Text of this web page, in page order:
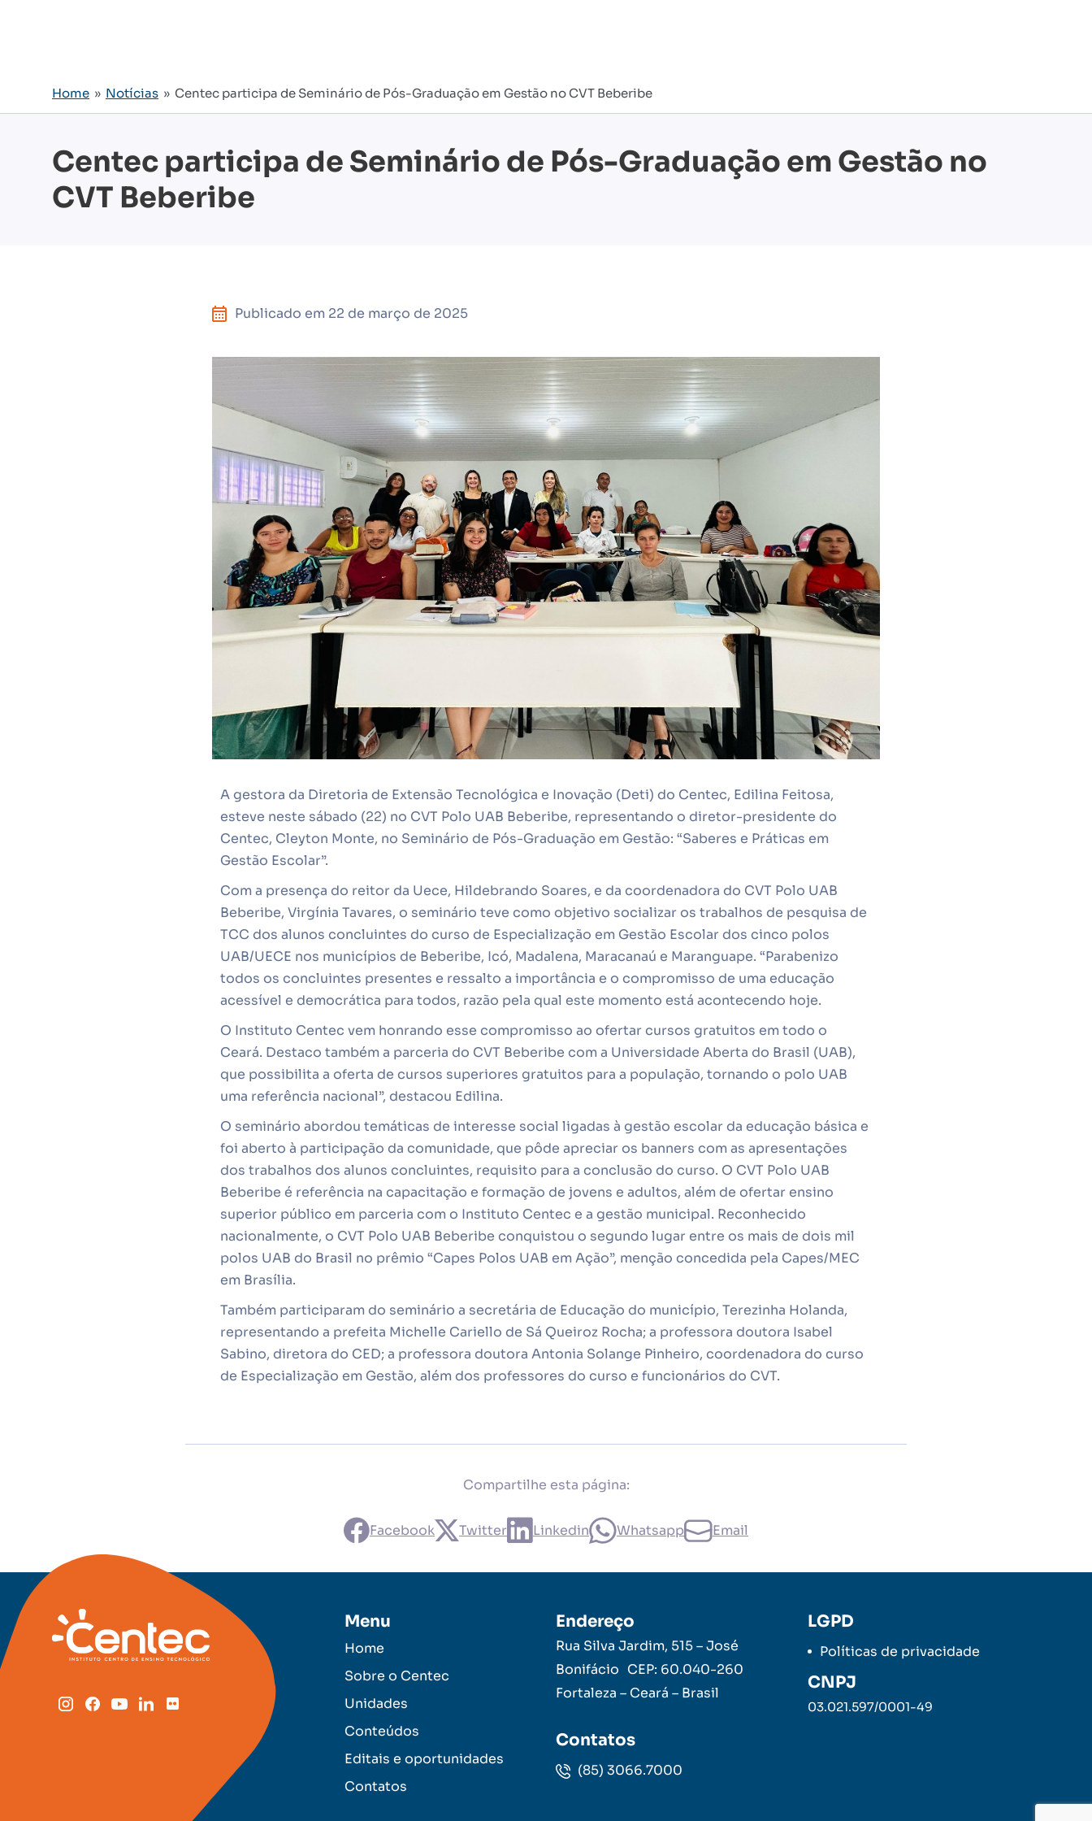
Home » Notícias » Centec participa de Seminário de Pós-Graduação em Gestão no CVT Beberibe
Centec participa de Seminário de Pós-Graduação em Gestão no
CVT Beberibe
Publicado em 22 de março de 2025
A gestora da Diretoria de Extensão Tecnológica e Inovação (Deti) do Centec, Edilina Feitosa,
esteve neste sábado (22) no CVT Polo UAB Beberibe, representando o diretor-presidente do
Centec, Cleyton Monte, no Seminário de Pós-Graduação em Gestão: “Saberes e Práticas em
Gestão Escolar”.
Com a presença do reitor da Uece, Hildebrando Soares, e da coordenadora do CVT Polo UAB
Beberibe, Virgínia Tavares, o seminário teve como objetivo socializar os trabalhos de pesquisa de
TCC dos alunos concluintes do curso de Especialização em Gestão Escolar dos cinco polos
UAB/UECE nos municípios de Beberibe, Icó, Madalena, Maracanaú e Maranguape. “Parabenizo
todos os concluintes presentes e ressalto a importância e o compromisso de uma educação
acessível e democrática para todos, razão pela qual este momento está acontecendo hoje.
O Instituto Centec vem honrando esse compromisso ao ofertar cursos gratuitos em todo o
Ceará. Destaco também a parceria do CVT Beberibe com a Universidade Aberta do Brasil (UAB),
que possibilita a oferta de cursos superiores gratuitos para a população, tornando o polo UAB
uma referência nacional”, destacou Edilina.
O seminário abordou temáticas de interesse social ligadas à gestão escolar da educação básica e
foi aberto à participação da comunidade, que pôde apreciar os banners com as apresentações
dos trabalhos dos alunos concluintes, requisito para a conclusão do curso. O CVT Polo UAB
Beberibe é referência na capacitação e formação de jovens e adultos, além de ofertar ensino
superior público em parceria com o Instituto Centec e a gestão municipal. Reconhecido
nacionalmente, o CVT Polo UAB Beberibe conquistou o segundo lugar entre os mais de dois mil
polos UAB do Brasil no prêmio “Capes Polos UAB em Ação”, menção concedida pela Capes/MEC
em Brasília.
Também participaram do seminário a secretária de Educação do município, Terezinha Holanda,
representando a prefeita Michelle Cariello de Sá Queiroz Rocha; a professora doutora Isabel
Sabino, diretora do CED; a professora doutora Antonia Solange Pinheiro, coordenadora do curso
de Especialização em Gestão, além dos professores do curso e funcionários do CVT.
Compartilhe esta página:
Facebook Twitter Linkedin Whatsapp Email
Menu
Home
Sobre o Centec
Unidades
Conteúdos
Editais e oportunidades
Contatos
Endereço
Rua Silva Jardim, 515 – José
Bonifácio CEP: 60.040-260
Fortaleza – Ceará – Brasil
Contatos
(85) 3066.7000
LGPD
Políticas de privacidade
CNPJ
03.021.597/0001-49